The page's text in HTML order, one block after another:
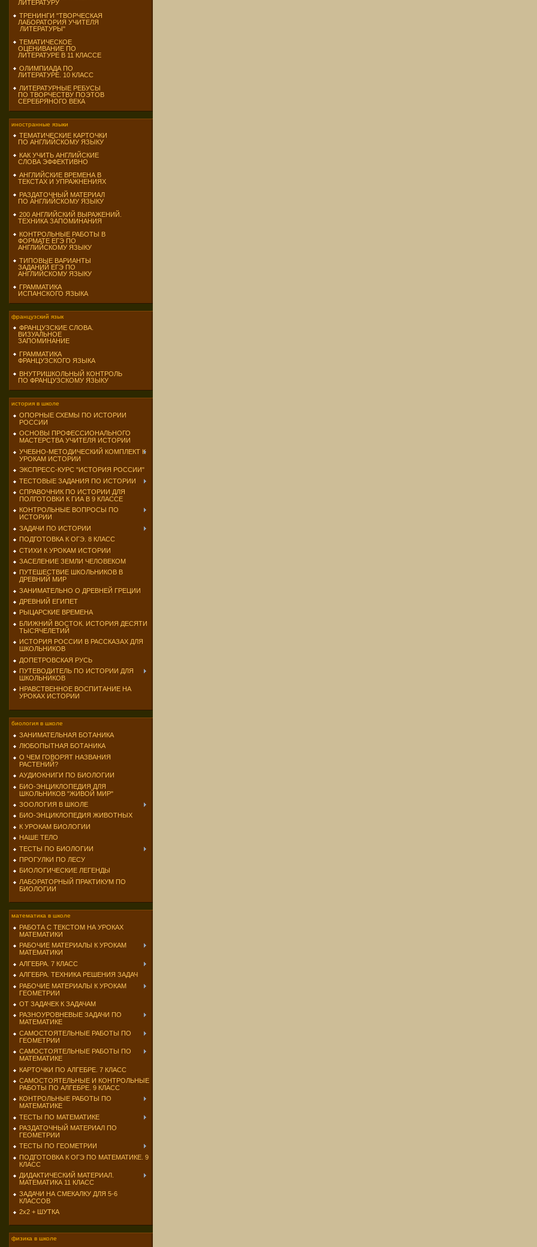
ЛИТЕРАТУРУ
ТРЕНИНГИ "ТВОРЧЕСКАЯ
ЛАБОРАТОРИЯ УЧИТЕЛЯ
ЛИТЕРАТУРЫ"
ТЕМАТИЧЕСКОЕ
ОЦЕНИВАНИЕ ПО
ЛИТЕРАТУРЕ В 11 КЛАССЕ
ОЛИМПИАДА ПО
ЛИТЕРАТУРЕ. 10 КЛАСС
ЛИТЕРАТУРНЫЕ РЕБУСЫ
ПО ТВОРЧЕСТВУ ПОЭТОВ
СЕРЕБРЯНОГО ВЕКА
иностранные языки
ТЕМАТИЧЕСКИЕ КАРТОЧКИ
ПО АНГЛИЙСКОМУ ЯЗЫКУ
КАК УЧИТЬ АНГЛИЙСКИЕ
СЛОВА ЭФФЕКТИВНО
АНГЛИЙСКИЕ ВРЕМЕНА В
ТЕКСТАХ И УПРАЖНЕНИЯХ
РАЗДАТОЧНЫЙ МАТЕРИАЛ
ПО АНГЛИЙСКОМУ ЯЗЫКУ
200 АНГЛИЙСКИЙ ВЫРАЖЕНИЙ.
ТЕХНИКА ЗАПОМИНАНИЯ
КОНТРОЛЬНЫЕ РАБОТЫ В
ФОРМАТЕ ЕГЭ ПО
АНГЛИЙСКОМУ ЯЗЫКУ
ТИПОВЫЕ ВАРИАНТЫ
ЗАДАНИЙ ЕГЭ ПО
АНГЛИЙСКОМУ ЯЗЫКУ
ГРАММАТИКА
ИСПАНСКОГО ЯЗЫКА
французский язык
ФРАНЦУЗСКИЕ СЛОВА.
ВИЗУАЛЬНОЕ
ЗАПОМИНАНИЕ
ГРАММАТИКА
ФРАНЦУЗСКОГО ЯЗЫКА
ВНУТРИШКОЛЬНЫЙ КОНТРОЛЬ
ПО ФРАНЦУЗСКОМУ ЯЗЫКУ
история в школе
ОПОРНЫЕ СХЕМЫ ПО ИСТОРИИ
РОССИИ
ОСНОВЫ ПРОФЕССИОНАЛЬНОГО
МАСТЕРСТВА УЧИТЕЛЯ ИСТОРИИ
УЧЕБНО-МЕТОДИЧЕСКИЙ КОМПЛЕКТ К
УРОКАМ ИСТОРИИ
ЭКСПРЕСС-КУРС "ИСТОРИЯ РОССИИ"
ТЕСТОВЫЕ ЗАДАНИЯ ПО ИСТОРИИ
СПРАВОЧНИК ПО ИСТОРИИ ДЛЯ
ПОЛГОТОВКИ К ГИА В 9 КЛАССЕ
КОНТРОЛЬНЫЕ ВОПРОСЫ ПО
ИСТОРИИ
ЗАДАЧИ ПО ИСТОРИИ
ПОДГОТОВКА К ОГЭ. 8 КЛАСС
СТИХИ К УРОКАМ ИСТОРИИ
ЗАСЕЛЕНИЕ ЗЕМЛИ ЧЕЛОВЕКОМ
ПУТЕШЕСТВИЕ ШКОЛЬНИКОВ В
ДРЕВНИЙ МИР
ЗАНИМАТЕЛЬНО О ДРЕВНЕЙ ГРЕЦИИ
ДРЕВНИЙ ЕГИПЕТ
РЫЦАРСКИЕ ВРЕМЕНА
БЛИЖНИЙ ВОСТОК. ИСТОРИЯ ДЕСЯТИ
ТЫСЯЧЕЛЕТИЙ
ИСТОРИЯ РОССИИ В РАССКАЗАХ ДЛЯ
ШКОЛЬНИКОВ
ДОПЕТРОВСКАЯ РУСЬ
ПУТЕВОДИТЕЛЬ ПО ИСТОРИИ ДЛЯ
ШКОЛЬНИКОВ
НРАВСТВЕННОЕ ВОСПИТАНИЕ НА
УРОКАХ ИСТОРИИ
биология в школе
ЗАНИМАТЕЛЬНАЯ БОТАНИКА
ЛЮБОПЫТНАЯ БОТАНИКА
О ЧЕМ ГОВОРЯТ НАЗВАНИЯ
РАСТЕНИЙ?
АУДИОКНИГИ ПО БИОЛОГИИ
БИО-ЭНЦИКЛОПЕДИЯ ДЛЯ
ШКОЛЬНИКОВ "ЖИВОЙ МИР"
ЗООЛОГИЯ В ШКОЛЕ
БИО-ЭНЦИКЛОПЕДИЯ ЖИВОТНЫХ
К УРОКАМ БИОЛОГИИ
НАШЕ ТЕЛО
ТЕСТЫ ПО БИОЛОГИИ
ПРОГУЛКИ ПО ЛЕСУ
БИОЛОГИЧЕСКИЕ ЛЕГЕНДЫ
ЛАБОРАТОРНЫЙ ПРАКТИКУМ ПО
БИОЛОГИИ
математика в школе
РАБОТА С ТЕКСТОМ НА УРОКАХ
МАТЕМАТИКИ
РАБОЧИЕ МАТЕРИАЛЫ К УРОКАМ
МАТЕМАТИКИ
АЛГЕБРА. 7 КЛАСС
АЛГЕБРА. ТЕХНИКА РЕШЕНИЯ ЗАДАЧ
РАБОЧИЕ МАТЕРИАЛЫ К УРОКАМ
ГЕОМЕТРИИ
ОТ ЗАДАЧЕК К ЗАДАЧАМ
РАЗНОУРОВНЕВЫЕ ЗАДАЧИ ПО
МАТЕМАТИКЕ
САМОСТОЯТЕЛЬНЫЕ РАБОТЫ ПО
ГЕОМЕТРИИ
САМОСТОЯТЕЛЬНЫЕ РАБОТЫ ПО
МАТЕМАТИКЕ
КАРТОЧКИ ПО АЛГЕБРЕ. 7 КЛАСС
САМОСТОЯТЕЛЬНЫЕ И КОНТРОЛЬНЫЕ
РАБОТЫ ПО АЛГЕБРЕ. 9 КЛАСС
КОНТРОЛЬНЫЕ РАБОТЫ ПО
МАТЕМАТИКЕ
ТЕСТЫ ПО МАТЕМАТИКЕ
РАЗДАТОЧНЫЙ МАТЕРИАЛ ПО
ГЕОМЕТРИИ
ТЕСТЫ ПО ГЕОМЕТРИИ
ПОДГОТОВКА К ОГЭ ПО МАТЕМАТИКЕ. 9
КЛАСС
ДИДАКТИЧЕСКИЙ МАТЕРИАЛ.
МАТЕМАТИКА 11 КЛАСС
ЗАДАЧИ НА СМЕКАЛКУ ДЛЯ 5-6
КЛАССОВ
2х2 + ШУТКА
физика в школе